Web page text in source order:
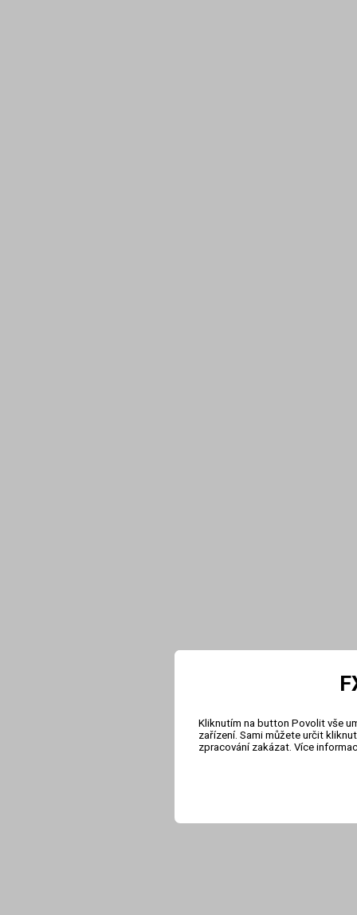
Kliknutím na button Povolit vše
zařízení. Sami můžete určit
zpracování zakázat. Více